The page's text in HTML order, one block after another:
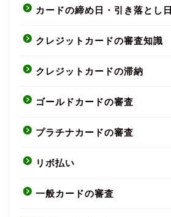
カードの締め日・引き落とし日
クレジットカードの審査知識
クレジットカードの滞納
ゴールドカードの審査
プラチナカードの審査
リボ払い
一般カードの審査